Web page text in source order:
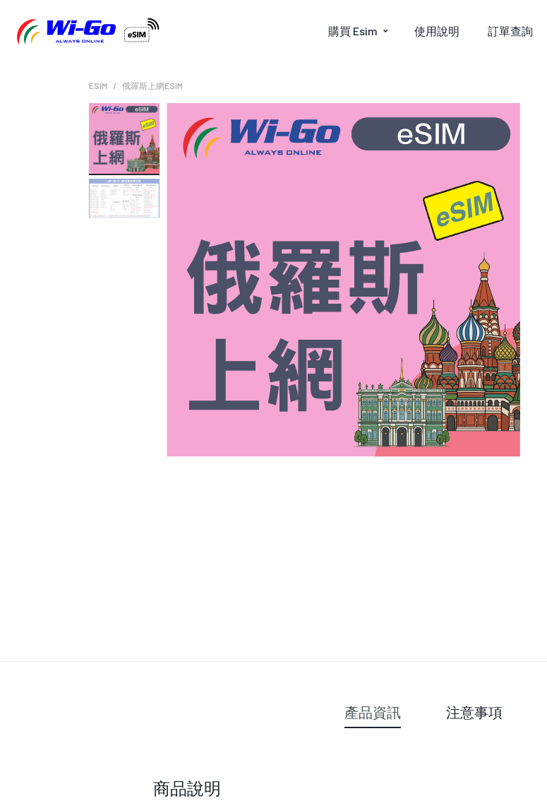
購買 Esim 使用說明 訂單查詢
ESIM 俄羅斯上網ESIM
產品資訊 注意事項
商品說明